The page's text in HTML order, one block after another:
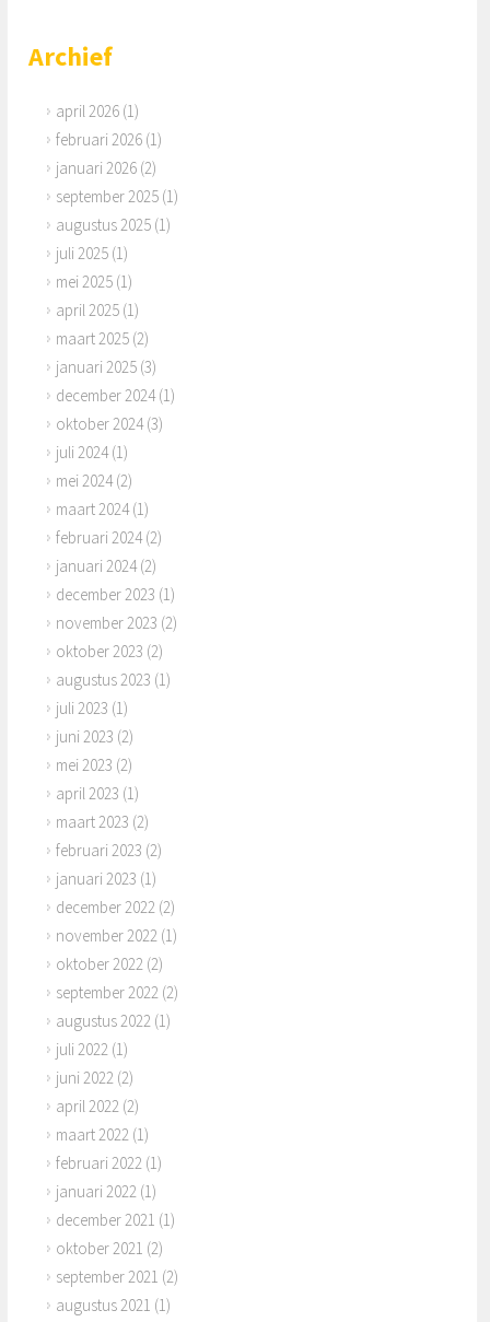
Archief
april 2026 (1)
februari 2026 (1)
januari 2026 (2)
september 2025 (1)
augustus 2025 (1)
juli 2025 (1)
mei 2025 (1)
april 2025 (1)
maart 2025 (2)
januari 2025 (3)
december 2024(1)
oktober 2024(3)
juli 2024(1)
mei 2024(2)
maart 2024(1)
februari 2024(2)
januari 2024(2)
december 2023 (1)
november 2023 (2)
oktober 2023 (2)
augustus 2023 (1)
juli 2023 (1)
juni 2023 (2)
mei 2023 (2)
april 2023 (1)
maart 2023 (2)
februari 2023 (2)
januari 2023 (1)
december 2022 (2)
november 2022 (1)
oktober 2022 (2)
september 2022 (2)
augustus 2022 (1)
juli 2022 (1)
juni 2022 (2)
april 2022 (2)
maart 2022 (1)
februari 2022 (1)
januari 2022 (1)
december 2021 (1)
oktober 2021 (2)
september 2021 (2)
augustus 2021 (1)